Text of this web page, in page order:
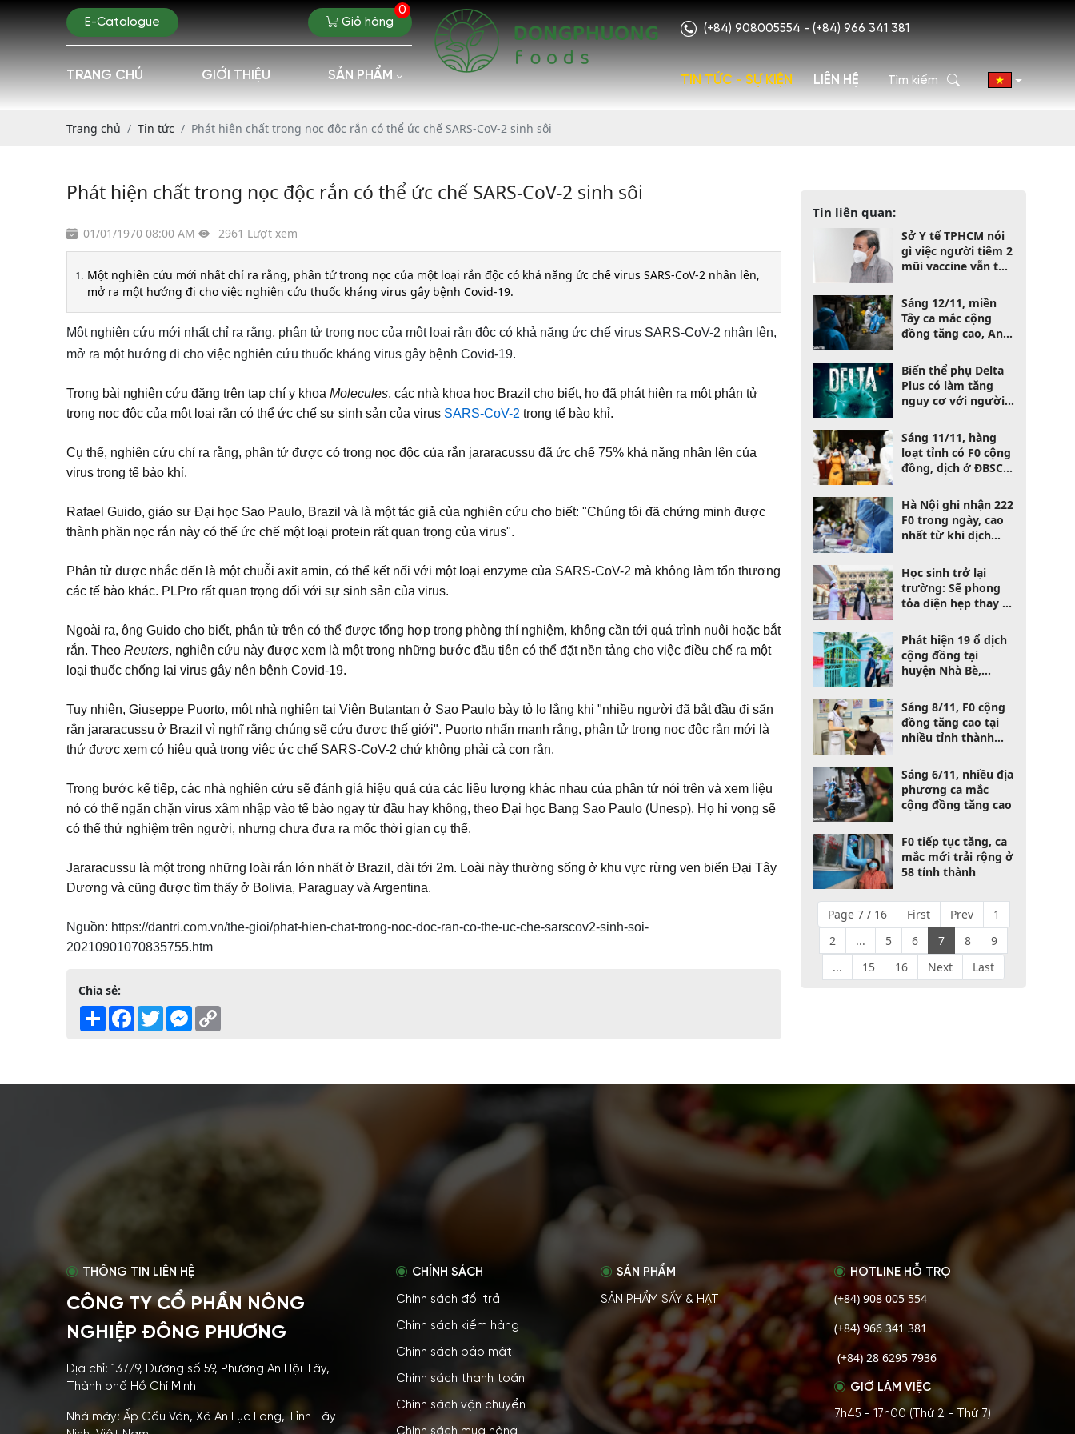
E-Catalogue Giỏ hàng
0
TRANG CHỦ GIỚI THIỆU SẢN PHẨM
(+84) 908005554 - (+84) 966 341 381
TIN TỨC - SỰ KIỆN LIÊN HỆ
Trang chủ Tin tức Phát hiện chất trong nọc độc rắn có thể ức chế SARS-CoV-2 sinh sôi
Phát hiện chất trong nọc độc rắn có thể ức chế SARS-CoV-2 sinh sôi
01/01/1970 08:00 AM 2961 Lượt xem
Một nghiên cứu mới nhất chỉ ra rằng, phân tử trong nọc của một loại rắn độc có khả năng ức chế virus SARS-CoV-2 nhân lên,
mở ra một hướng đi cho việc nghiên cứu thuốc kháng virus gây bệnh Covid-19.
Một nghiên cứu mới nhất chỉ ra rằng, phân tử trong nọc của một loại rắn độc có khả năng ức chế virus SARS-CoV-2 nhân lên,
mở ra một hướng đi cho việc nghiên cứu thuốc kháng virus gây bệnh Covid-19.
Trong bài nghiên cứu đăng trên tạp chí y khoa Molecules, các nhà khoa học Brazil cho biết, họ đã phát hiện ra một phân tử
trong nọc độc của một loại rắn có thể ức chế sự sinh sản của virus SARS-CoV-2 trong tế bào khỉ.
Cụ thể, nghiên cứu chỉ ra rằng, phân tử được có trong nọc độc của rắn jararacussu đã ức chế 75% khả năng nhân lên của
virus trong tế bào khỉ.
Rafael Guido, giáo sư Đại học Sao Paulo, Brazil và là một tác giả của nghiên cứu cho biết: "Chúng tôi đã chứng minh được
thành phần nọc rắn này có thể ức chế một loại protein rất quan trọng của virus".
Phân tử được nhắc đến là một chuỗi axit amin, có thể kết nối với một loại enzyme của SARS-CoV-2 mà không làm tổn thương
các tế bào khác. PLPro rất quan trọng đối với sự sinh sản của virus.
Ngoài ra, ông Guido cho biết, phân tử trên có thể được tổng hợp trong phòng thí nghiệm, không cần tới quá trình nuôi hoặc bắt
rắn. Theo Reuters, nghiên cứu này được xem là một trong những bước đầu tiên có thể đặt nền tảng cho việc điều chế ra một
loại thuốc chống lại virus gây nên bệnh Covid-19.
Tuy nhiên, Giuseppe Puorto, một nhà nghiên tại Viện Butantan ở Sao Paulo bày tỏ lo lắng khi "nhiều người đã bắt đầu đi săn
rắn jararacussu ở Brazil vì nghĩ rằng chúng sẽ cứu được thế giới". Puorto nhấn mạnh rằng, phân tử trong nọc độc rắn mới là
thứ được xem có hiệu quả trong việc ức chế SARS-CoV-2 chứ không phải cả con rắn.
Trong bước kế tiếp, các nhà nghiên cứu sẽ đánh giá hiệu quả của các liều lượng khác nhau của phân tử nói trên và xem liệu
nó có thể ngăn chặn virus xâm nhập vào tế bào ngay từ đầu hay không, theo Đại học Bang Sao Paulo (Unesp). Họ hi vọng sẽ
có thể thử nghiệm trên người, nhưng chưa đưa ra mốc thời gian cụ thể.
Jararacussu là một trong những loài rắn lớn nhất ở Brazil, dài tới 2m. Loài này thường sống ở khu vực rừng ven biển Đại Tây
Dương và cũng được tìm thấy ở Bolivia, Paraguay và Argentina.
Nguồn: https://dantri.com.vn/the-gioi/phat-hien-chat-trong-noc-doc-ran-co-the-uc-che-sarscov2-sinh-soi-
20210901070835755.htm
Chia sẻ:
Share Facebook
TwitterMessenger
Tin liên quan:
Sở Y tế TPHCM nói
gì việc người tiêm 2
mũi vaccine vẫn tử
Sáng 12/11, miền
Tây ca mắc cộng
đồng tăng cao, An
mới
Biến thể phụ Delta
Plus có làm tăng
nguy cơ với người
Sáng 11/11, hàng
loạt tỉnh có F0 cộng
đồng, dịch ở ĐBSCL
Hà Nội ghi nhận 222
F0 trong ngày, cao
nhất từ khi dịch
Học sinh trở lại
trường: Sẽ phong
tỏa diện hẹp thay vì
Phát hiện 19 ổ dịch
cộng đồng tại
huyện Nhà Bè,
Sáng 8/11, F0 cộng
đồng tăng cao tại
nhiều tỉnh thành
Sáng 6/11, nhiều địa
phương ca mắc
cộng đồng tăng cao
F0 tiếp tục tăng, ca
mắc mới trải rộng ở
58 tỉnh thành
Page 7 / 16 First Prev
1
2
... 5 6 7 8
9
...
15 16 Next Last
THÔNG TIN LIÊN HỆ
CÔNG TY CỔ PHẦN NÔNG
NGHIỆP ĐÔNG PHƯƠNG
Địa chỉ: 137/9, Đường số 59, Phường An Hội Tây,
Thành phố Hồ Chí Minh
Nhà máy: Ấp Cầu Ván, Xã An Lục Long, Tỉnh Tây
CHÍNH SÁCH
Chính sách đổi trả
Chính sách kiểm hàng
Chính sách bảo mật
Chính sách thanh toán
Chính sách vận chuyển
SẢN PHẨM
SẢN PHẨM SẤY & HẠT
HOTLINE HỖ TRỌ
(+84) 908 005 554
(+84) 966 341 381
(+84) 28 6295 7936
GIỜ LÀM VIỆC
7h45 - 17h00 (Thứ 2 - Thứ 7)